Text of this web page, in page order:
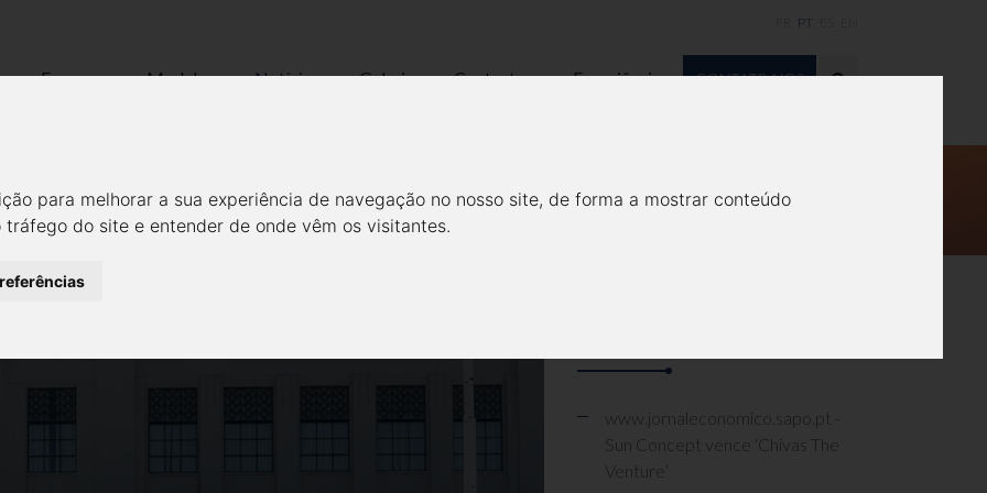
para melhorar a sua experiência de navegação no nosso site, de forma a mostrar conteúdo
do site e entender de onde vêm os visitantes.
Empresa Modelos Notícias Galeria Contactos Experiências CONTATE-NOS
PT
PRINCIPAIS PATROCINADORES DO PROJETO TSB
– TÉCNICO SOLAR BOAT
www.jornaleconomico.sapo.pt -
Sun Concept vence ‘Chivas The
Venture’